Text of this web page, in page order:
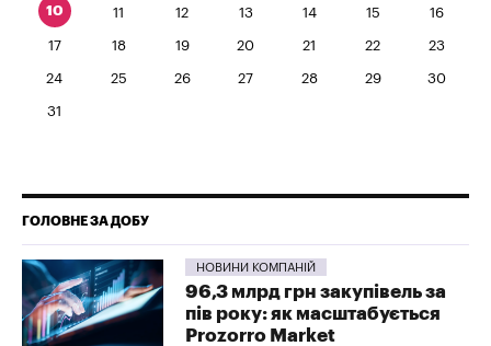
10 11 12 13 14 15 16
17 18 19 20 21 22 23
24 25 26 27 28 29 30
31
ГОЛОВНЕ ЗА ДОБУ
НОВИНИ КОМПАНІЙ
96,3 млрд грн закупівель за
пів року: як масштабується
Prozorro Market